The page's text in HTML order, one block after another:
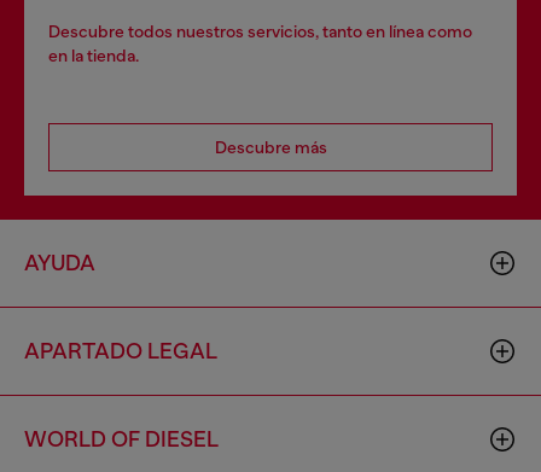
Descubre todos nuestros servicios, tanto en línea como
en la tienda.
Descubre más
AYUDA
APARTADO LEGAL
WORLD OF DIESEL